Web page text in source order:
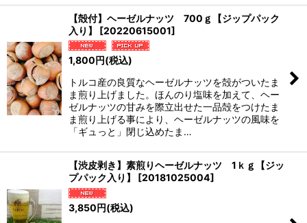
【殻付】ヘーゼルナッツ 700ｇ【ジップパック
入り】
[20220615001]
1,800 円(税込)
トルコ産の良質なヘーゼルナッツを殻がついたま
ま煎り上げました。ほんのり塩味を加えて、ヘー
ゼルナッツの甘みを際立出せた一品殻をつけたま
ま煎り上げる事により、ヘーゼルナッツの風味を
「ギュっと」閉じ込めたま…
【渋皮剥き】素煎りヘーゼルナッツ 1ｋｇ【ジッ
プパック入り】
[20181025004]
3,850円(税込)